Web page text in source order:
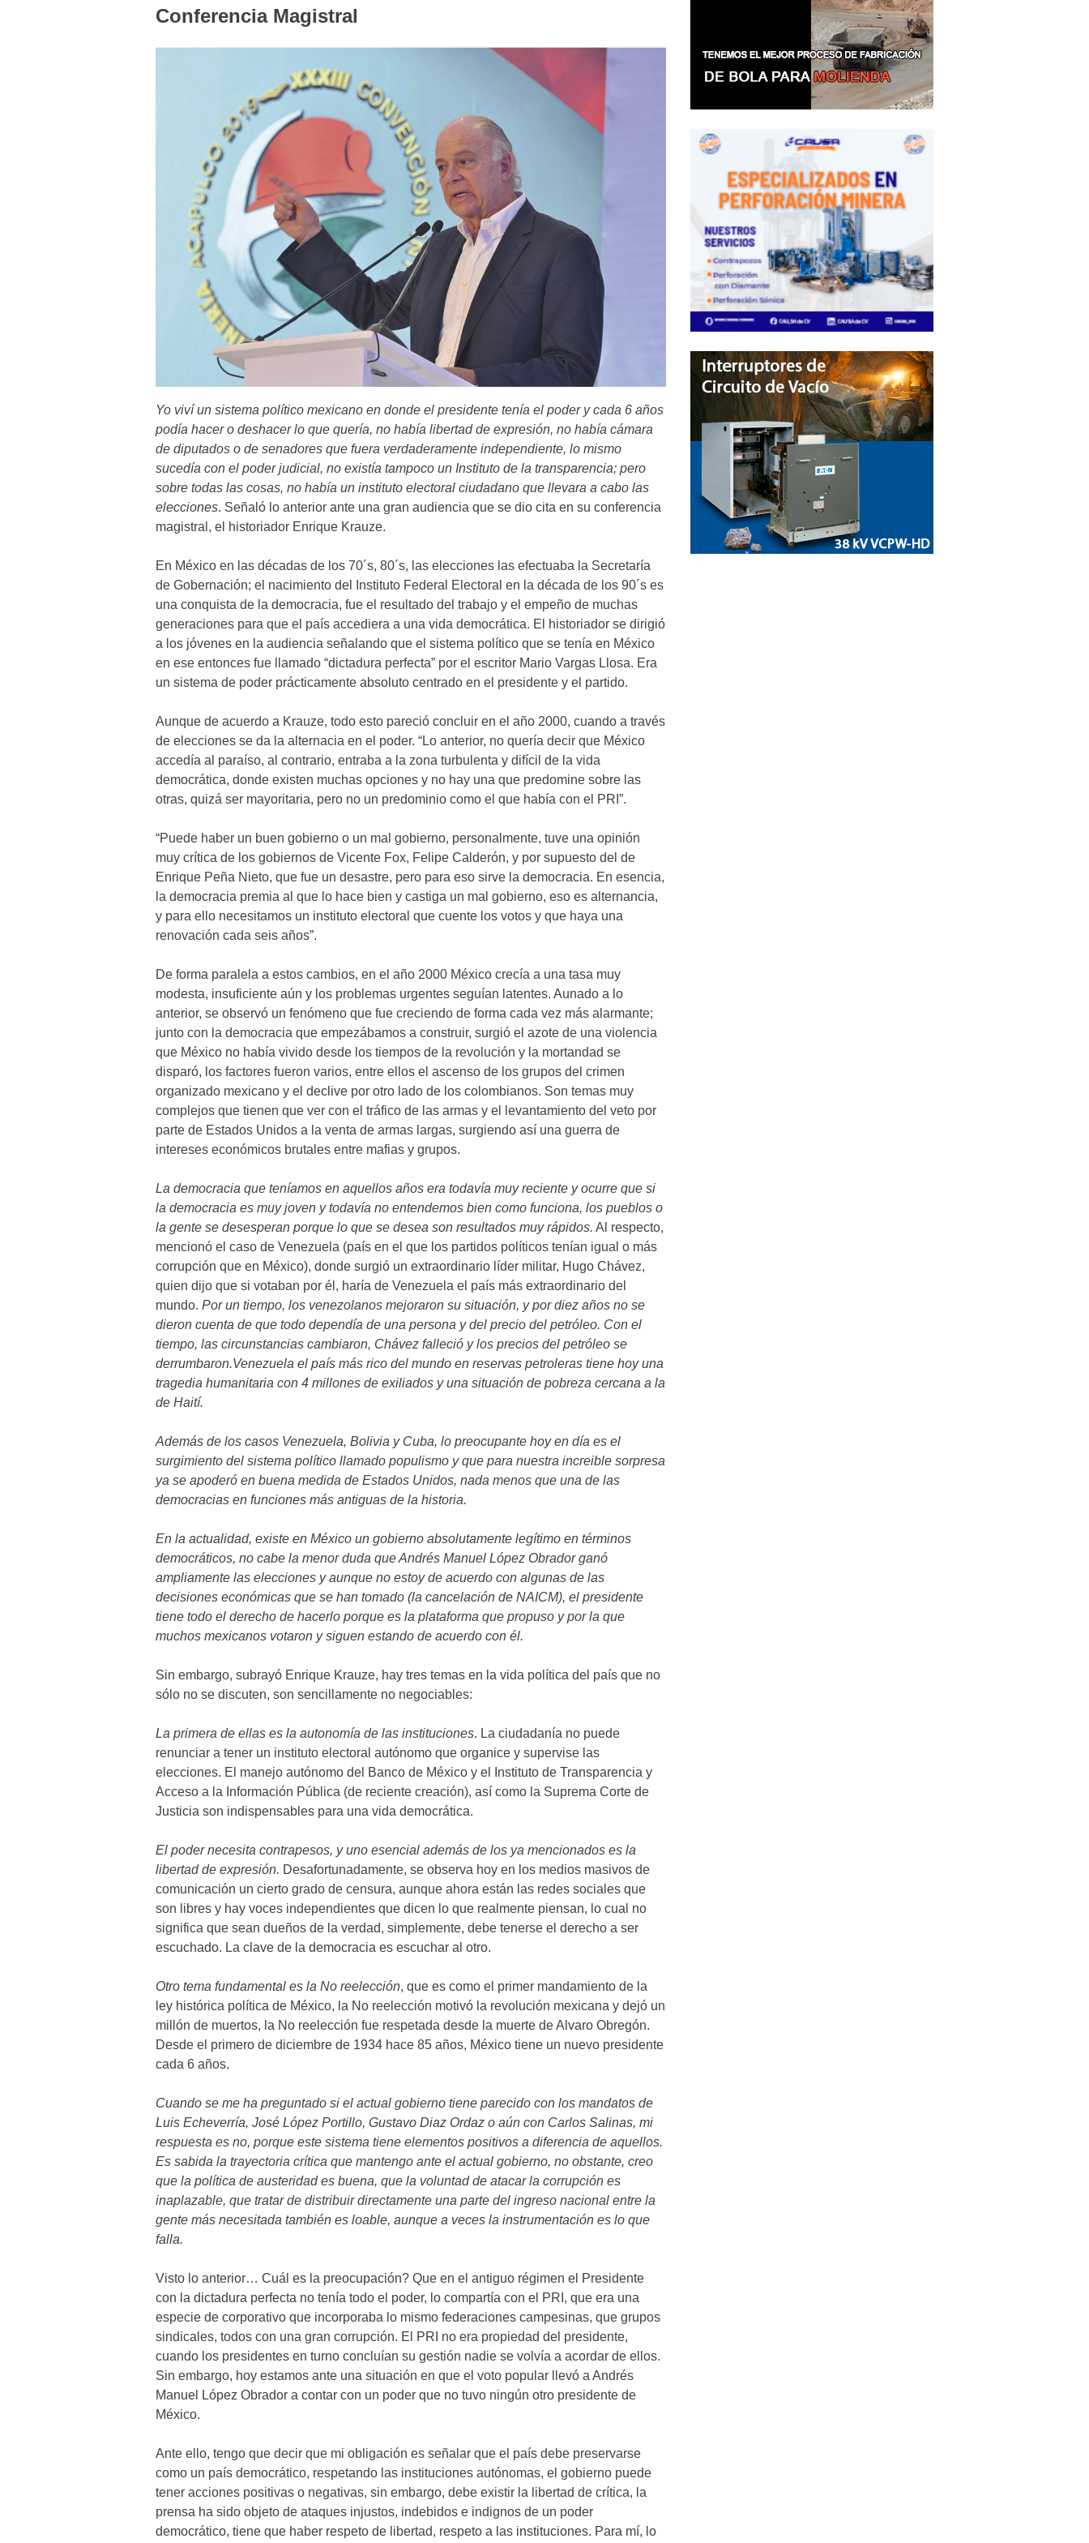
Conferencia Magistral
Yo viví un sistema político mexicano en donde el presidente tenía el poder y cada 6 años
podía hacer o deshacer lo que quería, no había libertad de expresión, no había cámara
de diputados o de senadores que fuera verdaderamente independiente, lo mismo
sucedía con el poder judicial, no existía tampoco un Instituto de la transparencia; pero
sobre todas las cosas, no había un instituto electoral ciudadano que llevara a cabo las
elecciones. Señaló lo anterior ante una gran audiencia que se dio cita en su conferencia
magistral, el historiador Enrique Krauze.
En México en las décadas de los 70´s, 80´s, las elecciones las efectuaba la Secretaría
de Gobernación; el nacimiento del Instituto Federal Electoral en la década de los 90´s es
una conquista de la democracia, fue el resultado del trabajo y el empeño de muchas
generaciones para que el país accediera a una vida democrática. El historiador se dirigió
a los jóvenes en la audiencia señalando que el sistema político que se tenía en México
en ese entonces fue llamado “dictadura perfecta” por el escritor Mario Vargas Llosa. Era
un sistema de poder prácticamente absoluto centrado en el presidente y el partido.
Aunque de acuerdo a Krauze, todo esto pareció concluir en el año 2000, cuando a través
de elecciones se da la alternacia en el poder. “Lo anterior, no quería decir que México
accedía al paraíso, al contrario, entraba a la zona turbulenta y difícil de la vida
democrática, donde existen muchas opciones y no hay una que predomine sobre las
otras, quizá ser mayoritaria, pero no un predominio como el que había con el PRI”.
“Puede haber un buen gobierno o un mal gobierno, personalmente, tuve una opinión
muy crítica de los gobiernos de Vicente Fox, Felipe Calderón, y por supuesto del de
Enrique Peña Nieto, que fue un desastre, pero para eso sirve la democracia. En esencia,
la democracia premia al que lo hace bien y castiga un mal gobierno, eso es alternancia,
y para ello necesitamos un instituto electoral que cuente los votos y que haya una
renovación cada seis años”.
De forma paralela a estos cambios, en el año 2000 México crecía a una tasa muy
modesta, insuficiente aún y los problemas urgentes seguían latentes. Aunado a lo
anterior, se observó un fenómeno que fue creciendo de forma cada vez más alarmante;
junto con la democracia que empezábamos a construir, surgió el azote de una violencia
que México no había vivido desde los tiempos de la revolución y la mortandad se
disparó, los factores fueron varios, entre ellos el ascenso de los grupos del crimen
organizado mexicano y el declive por otro lado de los colombianos. Son temas muy
complejos que tienen que ver con el tráfico de las armas y el levantamiento del veto por
parte de Estados Unidos a la venta de armas largas, surgiendo así una guerra de
intereses económicos brutales entre mafias y grupos.
La democracia que teníamos en aquellos años era todavía muy reciente y ocurre que si
la democracia es muy joven y todavía no entendemos bien como funciona, los pueblos o
la gente se desesperan porque lo que se desea son resultados muy rápidos. Al respecto,
mencionó el caso de Venezuela (país en el que los partidos políticos tenían igual o más
corrupción que en México), donde surgió un extraordinario líder militar, Hugo Chávez,
quien dijo que si votaban por él, haría de Venezuela el país más extraordinario del
mundo. Por un tiempo, los venezolanos mejoraron su situación, y por diez años no se
dieron cuenta de que todo dependía de una persona y del precio del petróleo. Con el
tiempo, las circunstancias cambiaron, Chávez falleció y los precios del petróleo se
derrumbaron.Venezuela el país más rico del mundo en reservas petroleras tiene hoy una
tragedia humanitaria con 4 millones de exiliados y una situación de pobreza cercana a la
de Haití.
Además de los casos Venezuela, Bolivia y Cuba, lo preocupante hoy en día es el
surgimiento del sistema político llamado populismo y que para nuestra increible sorpresa
ya se apoderó en buena medida de Estados Unidos, nada menos que una de las
democracias en funciones más antiguas de la historia.
En la actualidad, existe en México un gobierno absolutamente legítimo en términos
democráticos, no cabe la menor duda que Andrés Manuel López Obrador ganó
ampliamente las elecciones y aunque no estoy de acuerdo con algunas de las
decisiones económicas que se han tomado (la cancelación de NAICM), el presidente
tiene todo el derecho de hacerlo porque es la plataforma que propuso y por la que
muchos mexicanos votaron y siguen estando de acuerdo con él.
Sin embargo, subrayó Enrique Krauze, hay tres temas en la vida política del país que no
sólo no se discuten, son sencillamente no negociables:
La primera de ellas es la autonomía de las instituciones. La ciudadanía no puede
renunciar a tener un instituto electoral autónomo que organice y supervise las
elecciones. El manejo autónomo del Banco de México y el Instituto de Transparencia y
Acceso a la Información Pública (de reciente creación), así como la Suprema Corte de
Justicia son indispensables para una vida democrática.
El poder necesita contrapesos, y uno esencial además de los ya mencionados es la
libertad de expresión. Desafortunadamente, se observa hoy en los medios masivos de
comunicación un cierto grado de censura, aunque ahora están las redes sociales que
son libres y hay voces independientes que dicen lo que realmente piensan, lo cual no
significa que sean dueños de la verdad, simplemente, debe tenerse el derecho a ser
escuchado. La clave de la democracia es escuchar al otro.
Otro tema fundamental es la No reelección, que es como el primer mandamiento de la
ley histórica política de México, la No reelección motivó la revolución mexicana y dejó un
millón de muertos, la No reelección fue respetada desde la muerte de Alvaro Obregón.
Desde el primero de diciembre de 1934 hace 85 años, México tiene un nuevo presidente
cada 6 años.
Cuando se me ha preguntado si el actual gobierno tiene parecido con los mandatos de
Luis Echeverría, José López Portillo, Gustavo Diaz Ordaz o aún con Carlos Salinas, mi
respuesta es no, porque este sistema tiene elementos positivos a diferencia de aquellos.
Es sabida la trayectoria crítica que mantengo ante el actual gobierno, no obstante, creo
que la política de austeridad es buena, que la voluntad de atacar la corrupción es
inaplazable, que tratar de distribuir directamente una parte del ingreso nacional entre la
gente más necesitada también es loable, aunque a veces la instrumentación es lo que
falla.
Visto lo anterior… Cuál es la preocupación? Que en el antiguo régimen el Presidente
con la dictadura perfecta no tenía todo el poder, lo compartía con el PRI, que era una
especie de corporativo que incorporaba lo mismo federaciones campesinas, que grupos
sindicales, todos con una gran corrupción. El PRI no era propiedad del presidente,
cuando los presidentes en turno concluían su gestión nadie se volvía a acordar de ellos.
Sin embargo, hoy estamos ante una situación en que el voto popular llevó a Andrés
Manuel López Obrador a contar con un poder que no tuvo ningún otro presidente de
México.
Ante ello, tengo que decir que mi obligación es señalar que el país debe preservarse
como un país democrático, respetando las instituciones autónomas, el gobierno puede
tener acciones positivas o negativas, sin embargo, debe existir la libertad de crítica, la
prensa ha sido objeto de ataques injustos, indebidos e indignos de un poder
democrático, tiene que haber respeto de libertad, respeto a las instituciones. Para mí, lo